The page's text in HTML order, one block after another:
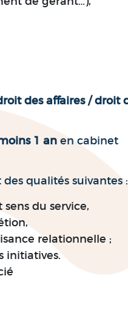
des affaires / droit
1 an en cabinet
qualités suivantes :
du service,
relationnelle ;
initiatives.